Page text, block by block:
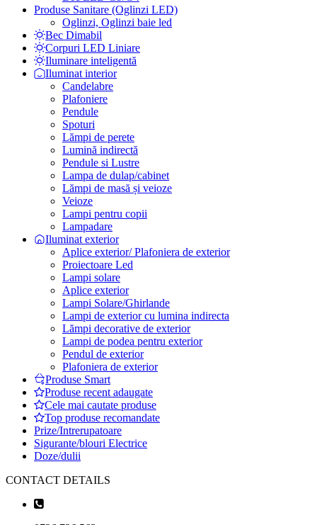
Produse Sanitare (Oglinzi LED)
Oglinzi, Oglinzi baie led
Bec Dimabil
Corpuri LED Liniare
Iluminare inteligentă
Iluminat interior
Candelabre
Plafoniere
Pendule
Spoturi
Lămpi de perete
Lumină indirectă
Pendule si Lustre
Lampa de dulap/cabinet
Lămpi de masă și veioze
Veioze
Lampi pentru copii
Lampadare
Iluminat exterior
Aplice exterior/ Plafoniera de exterior
Proiectoare Led
Lampi solare
Aplice exterior
Lampi Solare/Ghirlande
Lampi de exterior cu lumina indirecta
Lămpi decorative de exterior
Lampi de podea pentru exterior
Pendul de exterior
Plafoniera de exterior
Produse Smart
Produse recent adaugate
Cele mai cautate produse
Top produse recomandate
Prize/Intrerupatoare
Sigurante/blouri Electrice
Doze/dulii
CONTACT DETAILS